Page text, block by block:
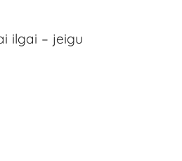
ilgai – jeigu